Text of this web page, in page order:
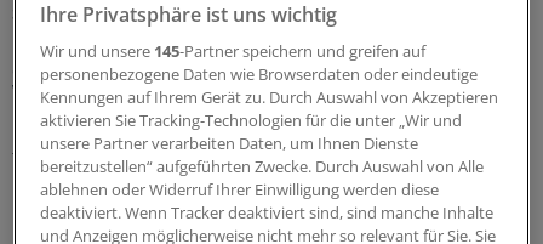
Sparpaket sorgt für Unsicherheit
Praxisbesonderheiten in Zeiten des GKV-
Spargesetzes: Klarheit soll es in der kommenden
Woche geben
Ein Passus des Beitragssatzstabilisierungsgesetz sorgt
für Unruhe unter Ärztinnen und Ärzten. Stehen die
Praxisbesonderheiten auf der Kippe? Oder eher doch
nicht? Kassenärzte und Krankenkassen verhandeln.
Ihre Privatsphäre ist uns wichtig
Wir und unsere 145-Partner speichern und greifen auf
personenbezogene Daten wie Browserdaten oder eindeutige
Kennungen auf Ihrem Gerät zu. Durch Auswahl von Akzeptieren
aktivieren Sie Tracking-Technologien für die unter „Wir und
unsere Partner verarbeiten Daten, um Ihnen Dienste
bereitzustellen“ aufgeführten Zwecke. Durch Auswahl von Alle
ablehnen oder Widerruf Ihrer Einwilligung werden diese
deaktiviert. Wenn Tracker deaktiviert sind, sind manche Inhalte
und Anzeigen möglicherweise nicht mehr so relevant für Sie. Sie